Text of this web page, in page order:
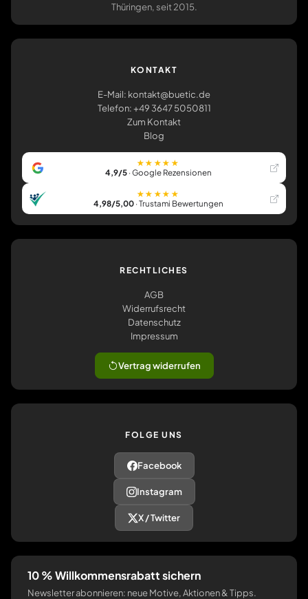
Thüringen, seit 2015.
KONTAKT
E-Mail: kontakt@buetic.de
Telefon: +49 3647 5050811
Zum Kontakt
Blog
★★★★★
4,9/5· Google Rezensionen
★★★★★
4,98/5,00· Trustami Bewertungen
RECHTLICHES
AGB
Widerrufsrecht
Datenschutz
Impressum
Vertrag widerrufen
FOLGE UNS
Facebook
Instagram
X / Twitter
10 % Willkommensrabatt sichern
Newsletter abonnieren: neue Motive, Aktionen & Tipps.